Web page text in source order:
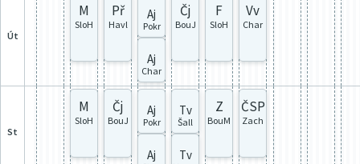
út
M
SloH
Př
Havl
Aj
Pokr
Aj
Char
Čj
BouJ
F
SloH
Vv
Char
st
M
SloH
Čj
BouJ
Aj
Pokr
Aj
Tv
Šall
Tv
Z
BouM
ČSP
Zach